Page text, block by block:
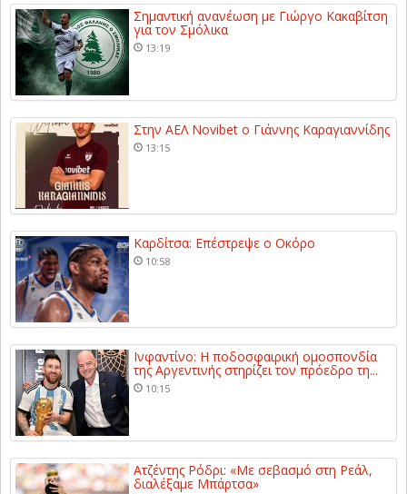
Σημαντική ανανέωση με Γιώργο Κακαβίτση
για τον Σμόλικα
13:19
Στην ΑΕΛ Novibet ο Γιάννης Καραγιαννίδης
13:15
Καρδίτσα: Επέστρεψε ο Οκόρο
10:58
Ινφαντίνο: Η ποδοσφαιρική ομοσπονδία
της Αργεντινής στηρίζει τον πρόεδρο τη...
10:15
Ατζέντης Ρόδρι: «Με σεβασμό στη Ρεάλ,
διαλέξαμε Μπάρτσα»